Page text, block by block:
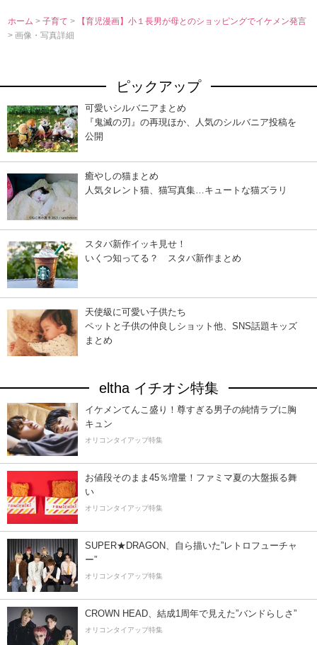
ホーム >子育て>
【育児漫画】小１長男が母とのショッピングでイケメン発言
> 画像・写真詳細
ピックアップ
可愛いシルバニアまとめ
『鬼滅の刃』の再現ほか、人気のシルバニア投稿を
公開
癒やしの猫まとめ
人気タレント猫、猫写真集…キュートな猫ズラリ
スタバ新作イッキ見せ！
いくつ知ってる？ スタバ新作まとめ
天使級に可愛い子供たち
ペットと子供の仲良しショット他、SNS話題キッズ
まとめ
eltha イチオシ特集
イケメンてんこ盛り！尊すぎる男子の純情ラブに胸
キュン
オリコンタイアップ特集
お値段そのまま45％増量！ファミマ夏の大盤振る舞
い
オリコンタイアップ特集
SUPER★DRAGON、自ら描いた”レトロフューチャ
ー”
オリコンタイアップ特集
CROWN HEAD、結成1周年で見えた”バンドらしさ”
オリコンタイアップ特集